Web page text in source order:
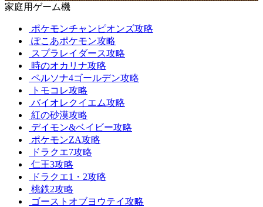
家庭用ゲーム機
ポケモンチャンピオンズ攻略
ぽこあポケモン攻略
スプラレイダース攻略
時のオカリナ攻略
ペルソナ4ゴールデン攻略
トモコレ攻略
バイオレクイエム攻略
紅の砂漠攻略
デイモン&ベイビー攻略
ポケモンZA攻略
ドラクエ7攻略
仁王3攻略
ドラクエ1・2攻略
桃鉄2攻略
ゴーストオブヨウテイ攻略